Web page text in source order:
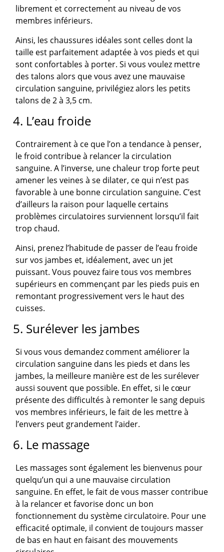
librement et correctement au niveau de vos
membres inférieurs.
Ainsi, les chaussures idéales sont celles dont la
taille est parfaitement adaptée à vos pieds et qui
sont confortables à porter. Si vous voulez mettre
des talons alors que vous avez une mauvaise
circulation sanguine, privilégiez alors les petits
talons de 2 à 3,5 cm.
4. L’eau froide
Contrairement à ce que l’on a tendance à penser,
le froid contribue à relancer la circulation
sanguine. A l’inverse, une chaleur trop forte peut
amener les veines à se dilater, ce qui n’est pas
favorable à une bonne circulation sanguine. C’est
d’ailleurs la raison pour laquelle certains
problèmes circulatoires surviennent lorsqu’il fait
trop chaud.
Ainsi, prenez l’habitude de passer de l’eau froide
sur vos jambes et, idéalement, avec un jet
puissant. Vous pouvez faire tous vos membres
supérieurs en commençant par les pieds puis en
remontant progressivement vers le haut des
cuisses.
5. Surélever les jambes
Si vous vous demandez comment améliorer la
circulation sanguine dans les pieds et dans les
jambes, la meilleure manière est de les surélever
aussi souvent que possible. En effet, si le cœur
présente des difficultés à remonter le sang depuis
vos membres inférieurs, le fait de les mettre à
l’envers peut grandement l’aider.
6. Le massage
Les massages sont également les bienvenus pour
quelqu’un qui a une mauvaise circulation
sanguine. En effet, le fait de vous masser contribue
à la relancer et favorise donc un bon
fonctionnement du système circulatoire. Pour une
efficacité optimale, il convient de toujours masser
de bas en haut en faisant des mouvements